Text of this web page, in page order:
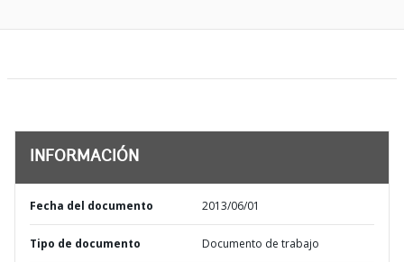
INFORMACIÓN
Fecha del documento 2013/06/01
Tipo de documento Documento de trabajo